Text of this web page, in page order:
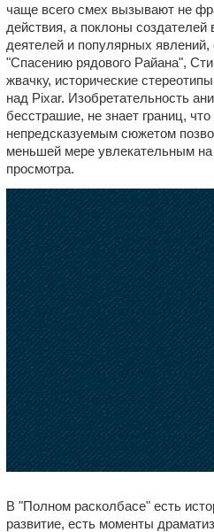
чаще всего смех вызывают не
действия, а поклоны создателей
деятелей и популярных
"Спасению рядового Райана",
жвачку, исторические
над Pixar. Изобретательность
бесстрашие, не знает границ,
непредсказуемым сюжетом
меньшей мере увлекательным на
просмотра.
В "Полном расколбасе" есть
развитие, есть моменты